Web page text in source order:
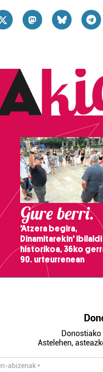
Gure berri.
'Atzera begira,
Dinamitarekin' ibilaldi
historikoa, 36ko
90. urteurrenean
Astelehen,